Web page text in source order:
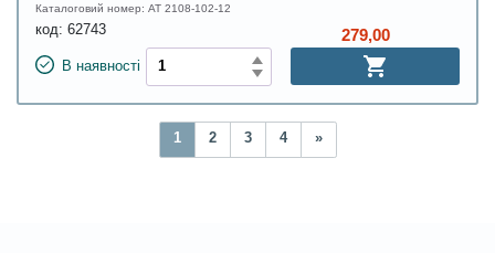
Каталоговий номер: AT 2108-102-12
код: 62743
В наявності
279,00
1 2 3 4 »